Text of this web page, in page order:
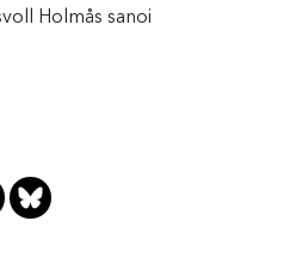
Holmås sanoi